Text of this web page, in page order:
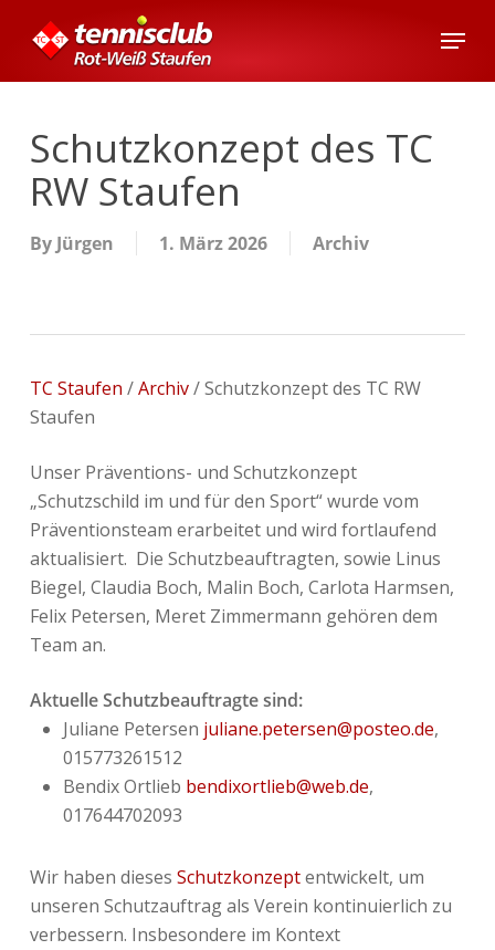
Menu
Schutzkonzept des TC
RW Staufen
By Jürgen 1. März 2026 Archiv
TC Staufen /Archiv/Schutzkonzept des TC RW
Staufen
Unser Präventions- und Schutzkonzept
„Schutzschild im und für den Sport“ wurde vom
Präventionsteam erarbeitet und wird fortlaufend
aktualisiert. Die Schutzbeauftragten, sowie Linus
Biegel, Claudia Boch, Malin Boch, Carlota Harmsen,
Felix Petersen, Meret Zimmermann gehören dem
Team an.
Aktuelle Schutzbeauftragte sind:
Juliane Petersen juliane.petersen@posteo.de,
015773261512
Bendix Ortlieb bendixortlieb@web.de,
017644702093
Wir haben dieses Schutzkonzeptentwickelt, um
unseren Schutzauftrag als Verein kontinuierlich zu
verbessern. Insbesondere im Kontext